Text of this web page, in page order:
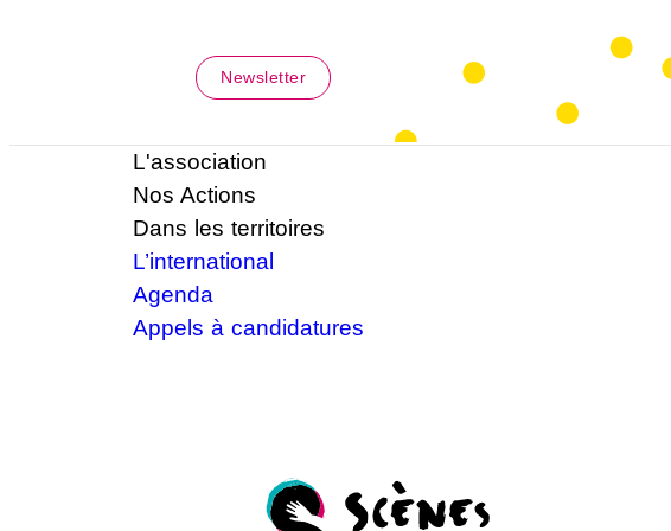
Newsletter
L'association
Nos Actions
Dans les territoires
L’international
Agenda
Appels à candidatures